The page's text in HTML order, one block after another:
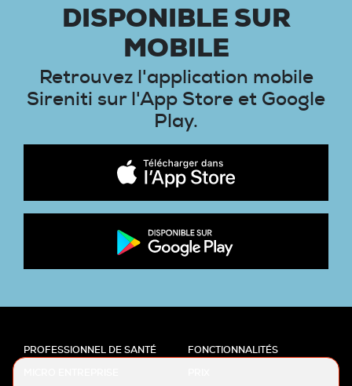
DISPONIBLE SUR
MOBILE
Retrouvez l'application mobile
Sireniti sur l'App Store et Google
Play.
PROFESSIONNEL DE SANTÉ
FONCTIONNALITÉS